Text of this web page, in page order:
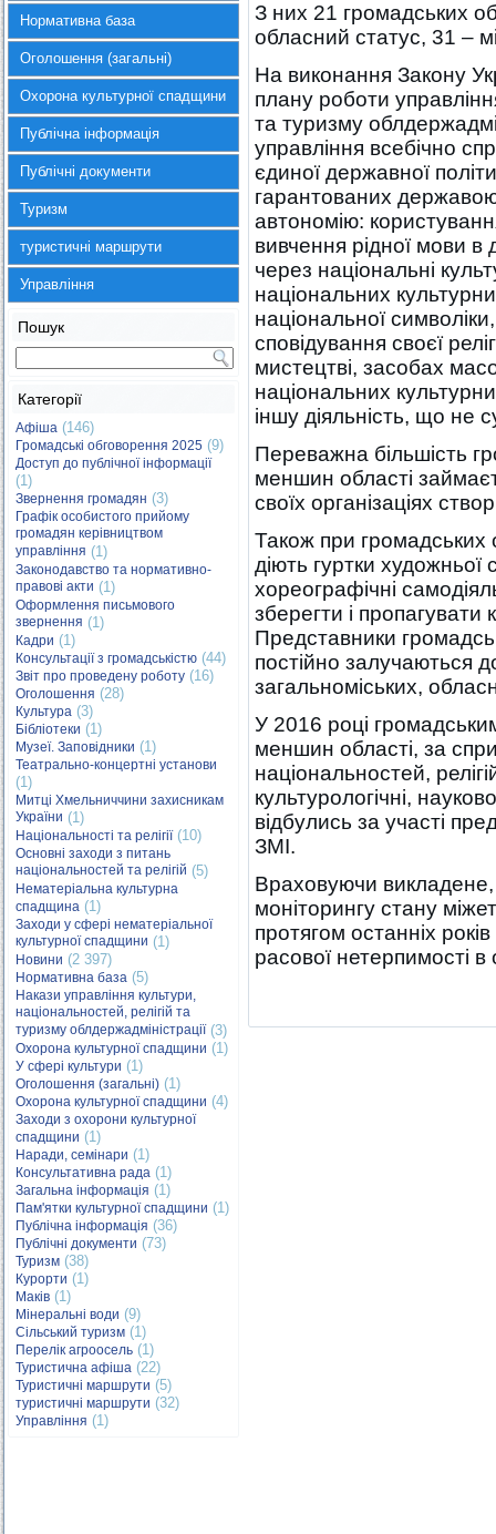
Нормативна база
Оголошення (загальні)
Охорона культурної спадщини
Публічна інформація
Публічні документи
Туризм
туристичні маршрути
Управління
Пошук
Категорії
Афіша (146)
Громадські обговорення 2025 (9)
Доступ до публічної інформації
(1)
Звернення громадян (3)
Графік особистого прийому
громадян керівництвом
управління (1)
Законодавство та нормативно-
правові акти (1)
Оформлення письмового
звернення (1)
Кадри (1)
Консультації з громадськістю (44)
Звіт про проведену роботу (16)
Оголошення (28)
Культура (3)
Бібліотеки (1)
Музеї. Заповідники (1)
Театрально-концертні установи
(1)
Митці Хмельниччини захисникам
України (1)
Національності та релігії(10)
Основні заходи з питань
національностей та релігій (5)
Нематеріальна культурна
спадщина (1)
Заходи у сфері нематеріальної
культурної спадщини (1)
Новини (2 397)
Нормативна база (5)
Накази управління культури,
національностей, релігій та
туризму облдержадміністрації(3)
Охорона культурної спадщини (1)
У сфері культури (1)
Оголошення (загальні) (1)
Охорона культурної спадщини (4)
Заходи з охорони культурної
спадщини (1)
Наради, семінари (1)
Консультативна рада (1)
Загальна інформація (1)
Пам'ятки культурної спадщини (1)
Публічна інформація (36)
Публічні документи (73)
Туризм (38)
Курорти (1)
Маків (1)
Мінеральні води (9)
Сільський туризм (1)
Перелік агроосель (1)
Туристична афіша (22)
Туристичні маршрути (5)
туристичні маршрути (32)
Управління (1)
З них 21 громадських
обласний статус, 31 –
На виконання Закону
плану роботи
та туризму
управління всебічно
єдиної державної
гарантованих
автономію:
вивчення рідної мови
через національні
національних
національної
сповідування своєї
мистецтві, засобах
національних
іншу діяльність, що не
Переважна більшість
меншин області
своїх організаціях
Також при громадських
діють гуртки художньої
хореографічні
зберегти і
Представники
постійно залучаються
загальноміських,
У 2016 році
меншин області, за
національностей,
культурологічні,
відбулись за участі
ЗМІ.
Враховуючи
моніторингу стану
протягом останніх років
расової нетерпимості